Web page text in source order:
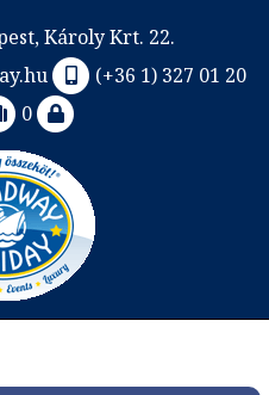
Károly Krt. 22.
(+36 1) 327 01 20
0